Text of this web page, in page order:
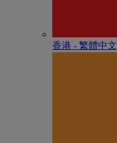
香港 - 繁體中文